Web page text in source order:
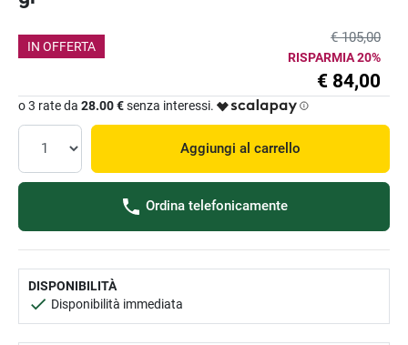
IN OFFERTA
€ 105,00
RISPARMIA 20%
€ 84,00
o 3 rate da 28.00 €senza interessi.
Aggiungi al carrello
Ordina telefonicamente
DISPONIBILITÀ
Disponibilità immediata